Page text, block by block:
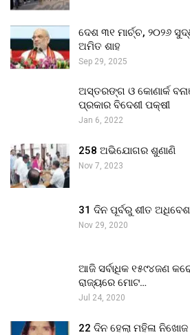
ଦେଶ ୩୧ ମାର୍ଚ୍ଚ, ୨୦୨୬
ଅମିତ ଶାହ
Sep 29, 2025
ଅସ୍ତରଙ୍ଗ ଓ କୋଣାର୍କ
ପ୍ରକାର ବିଦେଶୀ ପକ୍ଷୀ
Jan 6, 2022
258 ଅଭିଯୋଗର ଶୁଣାଣି
Nov 7, 2023
31 ଦିନ ପୂର୍ବରୁ ଶୀତ
Nov 29, 2020
ଆଜି ସର୍ବାଧିକ ୧୫୯୪ଜଣ
ରାଜ୍ୟରେ ମୋଟ…
Jul 24, 2020
22 ଦିନ ହେଲା ମହିଳା ନିଖୋଜ